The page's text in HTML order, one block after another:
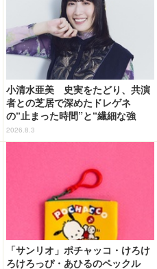
小清水亜美 史実をたどり、共演
者との芝居で深めたドレゲネ
の“止まった時間”と“繊細な強
さ” TVアニメ「天幕のジャード
ゥーガル」インタビュー（９）
2026.8.3
「サンリオ」ポチャッコ・けろけ
ろけろっぴ・あひるのペックル